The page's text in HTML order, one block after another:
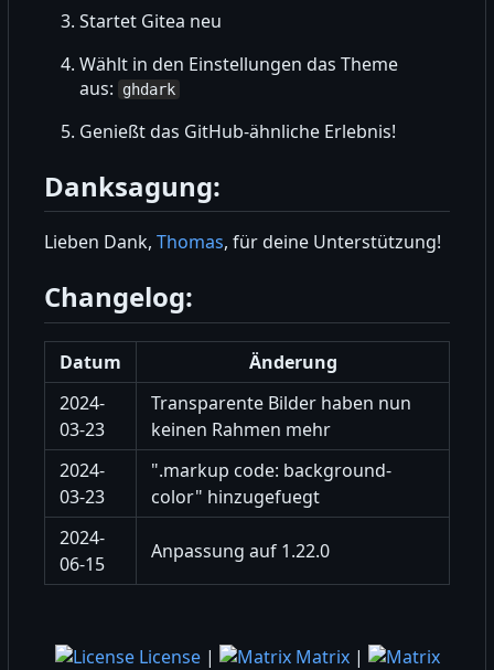
Startet Gitea neu
Wählt in den Einstellungen das Theme
aus:
ghdark
Genießt das GitHub-ähnliche Erlebnis!
Danksagung:
Lieben Dank, Thomas, für deine Unterstützung!
Changelog:
Datum
Änderung
2024-
03-23
Transparente Bilder haben nun
keinen Rahmen mehr
2024-
03-23
".markup code: background-
color" hinzugefuegt
2024-
06-15
Anpassung auf 1.22.0
License| Matrix|